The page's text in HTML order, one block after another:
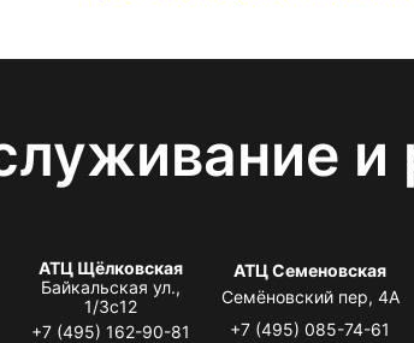
и
АТЦ Щёлковская
Байкальская ул.,
1/3с12
+7 (495) 162-90-81
АТЦ Семеновская
Семёновский пер, 4А
+7 (495) 085-74-61